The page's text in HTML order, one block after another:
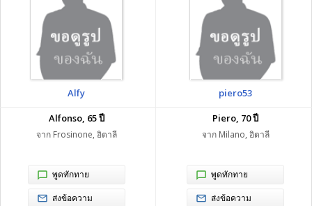
Alfy
Alfonso, 65 ปี
จาก Frosinone, อิตาลี
พูดทักทาย
ส่งข้อความ
piero53
Piero, 70 ปี
จาก Milano, อิตาลี
พูดทักทาย
ส่งข้อความ